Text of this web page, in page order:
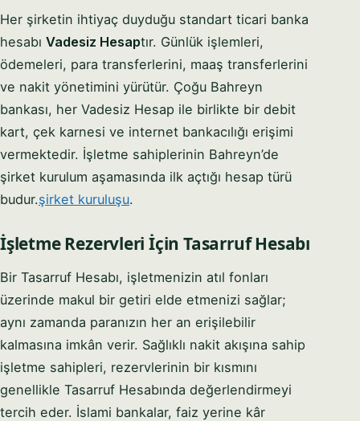
Her şirketin ihtiyaç duyduğu standart ticari banka
hesabı Vadesiz Hesaptır. Günlük işlemleri,
ödemeleri, para transferlerini, maaş transferlerini
ve nakit yönetimini yürütür. Çoğu Bahreyn
bankası, her Vadesiz Hesap ile birlikte bir debit
kart, çek karnesi ve internet bankacılığı erişimi
vermektedir. İşletme sahiplerinin Bahreyn’de
şirket kurulum aşamasında ilk açtığı hesap türü
budur.şirket kuruluşu.
İşletme Rezervleri İçin Tasarruf Hesabı
Bir Tasarruf Hesabı, işletmenizin atıl fonları
üzerinde makul bir getiri elde etmenizi sağlar;
aynı zamanda paranızın her an erişilebilir
kalmasına imkân verir. Sağlıklı nakit akışına sahip
işletme sahipleri, rezervlerinin bir kısmını
genellikle Tasarruf Hesabında değerlendirmeyi
tercih eder. İslami bankalar, faiz yerine kâr